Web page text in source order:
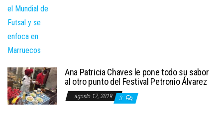
Ana Patricia Chaves le pone todo su sabor
al otro punto del Festival Petronio Álvarez
agosto 17, 2019 3